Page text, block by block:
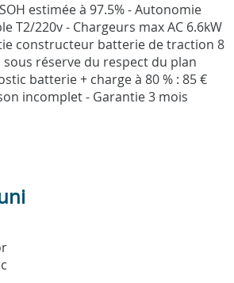
estimée à 97.5% - Autonomie
T2/220v - Chargeurs max AC 6.6kW
constructeur batterie de traction 8
sous réserve du respect du plan
batterie + charge à 80 % : 85 €
incomplet - Garantie 3 mois